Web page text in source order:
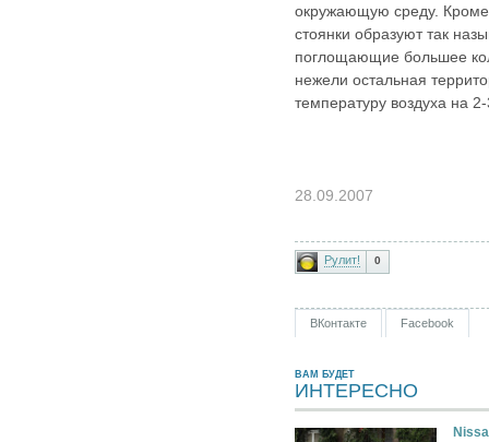
окружающую среду. Кроме
стоянки образуют так
поглощающие большее
нежели остальная
температуру воздуха на
28.09.2007
Рулит! 0
ВКонтакте Facebook
ВАМ БУДЕТ
ИНТЕРЕСНО